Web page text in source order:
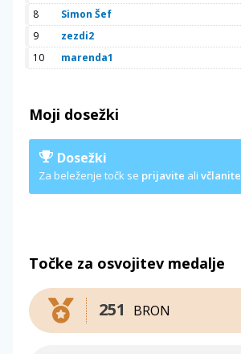
8
Simon Šef
9
zezdi2
10
marenda1
Moji dosežki
Dosežki
Za beleženje točk se prijavite ali včlanite
Točke za osvojitev medalje
BRON
251